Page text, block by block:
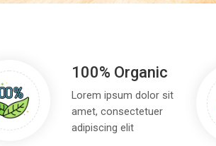
100% Organic
Lorem ipsum dolor sit
amet, consectetuer
adipiscing elit